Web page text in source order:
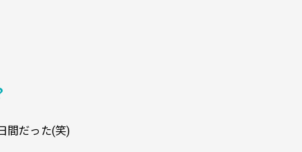
間だった(笑)